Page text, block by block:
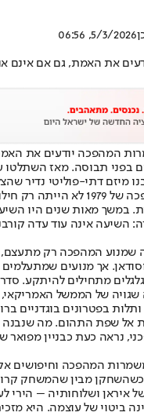
5/3/2026, 06:56
את האמת, גם אם אינם
המהפכה יודעים את
בפני תבוסה. מאז השתלטו
מיזם דתי-פוליטי נדיר
המזרח התיכון. המהפכה של
במשך מאות שנים היו
השיעה אינה עוד עדה
שמנוע המהפכה רק מתעצם,
אך מנועים
מתחילים להיתקע.
שגויה של הממשל
בפטרונים בוגדניים
אל שפת התהום. מה שנבנה
נראה כעת כבניין מפואר
המהפכה וחיפושים
מבין שהמשחק
איראן ושלוחותיה – הירי
ביטוי של עוצמה. היא